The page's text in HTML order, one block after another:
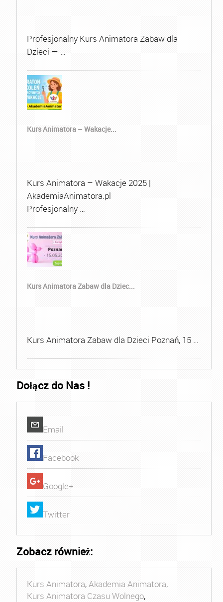
Profesjonalny Kurs Animatora Zabaw dla
Dzieci — …
Kurs Animatora – Wakacje...
Kurs Animatora – Wakacje 2025 |
AkademiaAnimatora.pl
Profesjonalny …
Kurs Animatora Zabaw dla Dziec...
Kurs Animatora Zabaw dla Dzieci Poznań, 15 …
Dołącz do Nas !
Email
Facebook
Google+
Twitter
Zobacz również:
Kurs Animatora,Akademia Animatora,
Kurs Animatora Czasu Wolnego,